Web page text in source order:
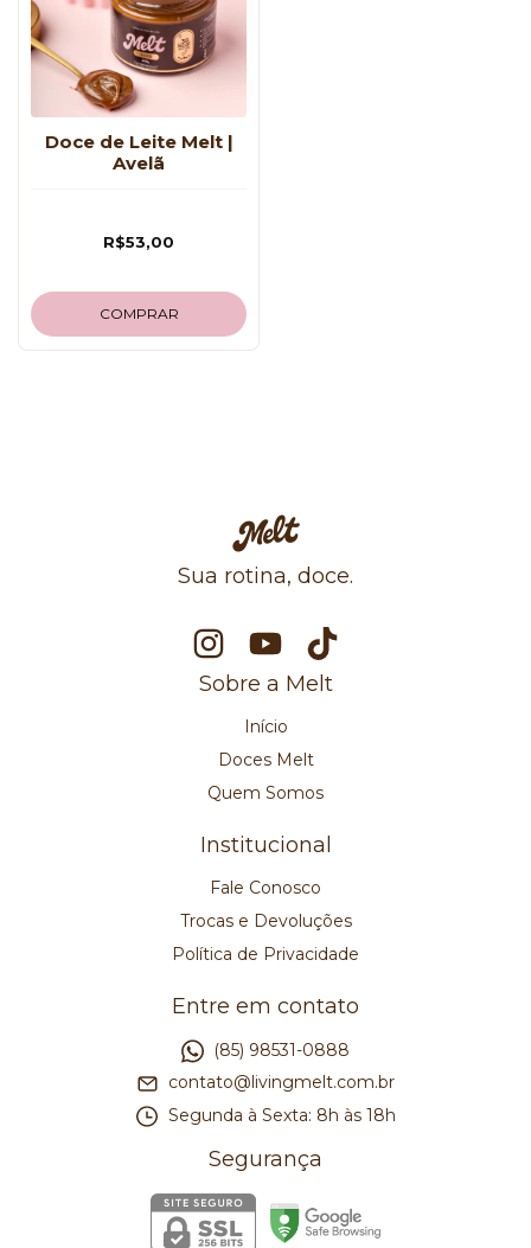
Doce de Leite Melt |
Avelã
R$53,00
COMPRAR
Sua rotina, doce.
Sobre a Melt
Início
Doces Melt
Quem Somos
Institucional
Fale Conosco
Trocas e Devoluções
Política de Privacidade
Entre em contato
(85) 98531-0888
contato@livingmelt.com.br
Segunda à Sexta: 8h às 18h
Segurança